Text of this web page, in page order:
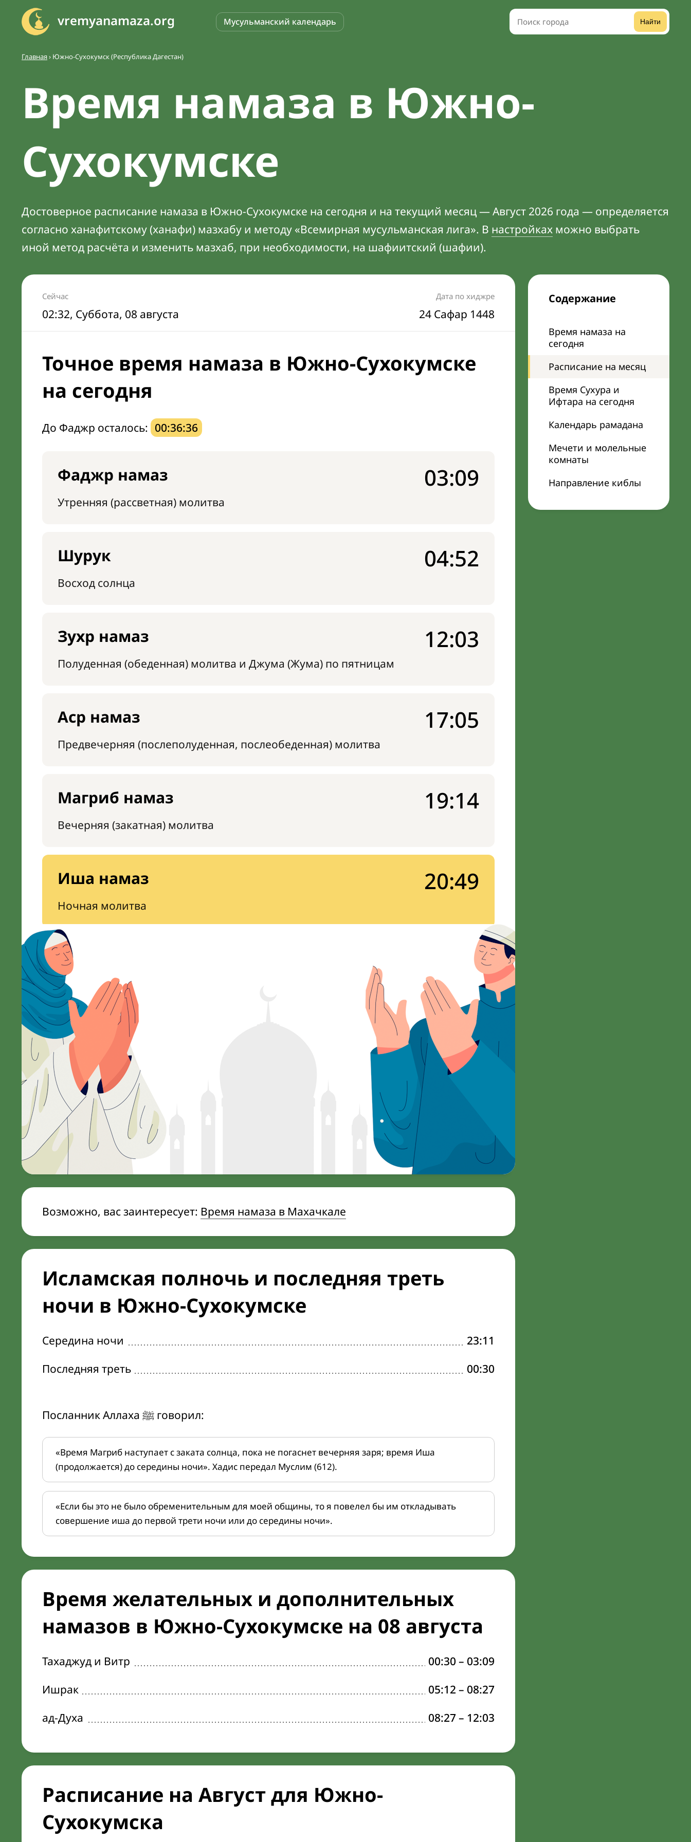
vremyanamaza.org Мусульманский календарь Найти
Главная› Южно-Сухокумск (Республика Дагестан)
Время намаза в Южно-
Сухокумске
Достоверное расписание намаза в Южно-Сухокумске на сегодня и на текущий месяц — Август 2026 года — определяется
согласно ханафитскому (ханафи) мазхабу и методу «Всемирная мусульманская лига». В настройках можно выбрать
иной метод расчёта и изменить мазхаб, при необходимости, на шафиитский (шафии).
Содержание
Время намаза на
сегодня
Расписание на месяц
Время Сухура и
Ифтара на сегодня
Календарь рамадана
Мечети и молельные
комнаты
Направление киблы
Сейчас
02:32, Суббота, 08 августа
Дата по хиджре
24 Сафар 1448
Точное время намаза в Южно-Сухокумске
на сегодня
До Фаджр осталось: 00:36:35
Фаджр намаз
Утренняя (рассветная) молитва
03:09
Шурук
Восход солнца
04:52
Зухр намаз
Полуденная (обеденная) молитва и Джума (Жума) по пятницам
12:03
Аср намаз
Предвечерняя (послеполуденная, послеобеденная) молитва
17:05
Магриб намаз
Вечерняя (закатная) молитва
19:14
Иша намаз
Ночная молитва
20:49
Возможно, вас заинтересует: Время намаза в Махачкале
Исламская полночь и последняя треть
ночи в Южно-Сухокумске
Середина ночи
23:11
Последняя треть
00:30
Посланник Аллаха ﷺ говорил:
«Время Магриб наступает с заката солнца, пока не погаснет вечерняя заря; время Иша
(продолжается) до середины ночи». Хадис передал Муслим (612).
«Если бы это не было обременительным для моей общины, то я повелел бы им откладывать
совершение иша до первой трети ночи или до середины ночи».
Время желательных и дополнительных
намазов в Южно-Сухокумске на 08 августа
Тахаджуд и Витр 00:30 – 03:09
Ишрак
05:12 – 08:27
ад-Духа
08:27– 12:03
Расписание на Август для Южно-
Сухокумска